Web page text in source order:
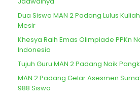
Dua Siswa MAN 2 Padang Lulus
Mesir
Khesya Raih Emas Olimpiade PPKn
Indonesia
Tujuh Guru MAN 2 Padang Naik
MAN 2 Padang Gelar Asesmen
988 Siswa